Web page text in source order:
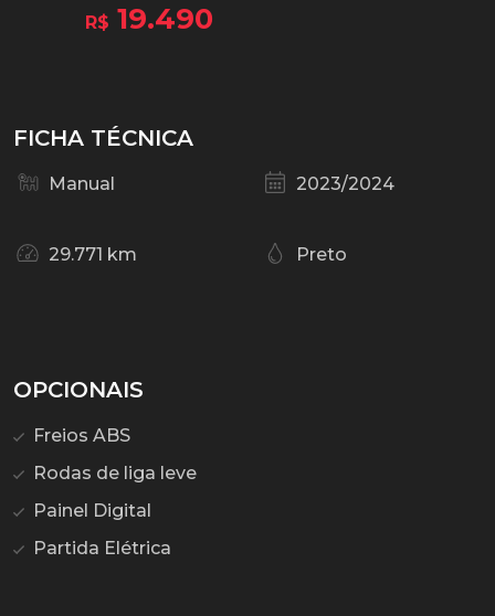
R$ 19.490
FICHA TÉCNICA
Manual 2023/2024
29.771 km Preto
OPCIONAIS
Freios ABS
Rodas de liga leve
Painel Digital
Partida Elétrica